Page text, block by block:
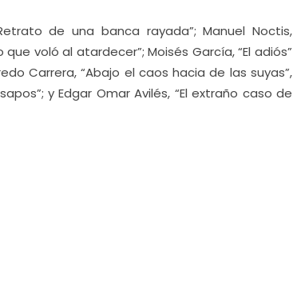
de una banca rayada”; Manuel Noctis,
voló al atardecer”; Moisés García, “El adiós”
Carrera, “Abajo el caos hacia de las suyas”,
y Edgar Omar Avilés, “El extraño caso de